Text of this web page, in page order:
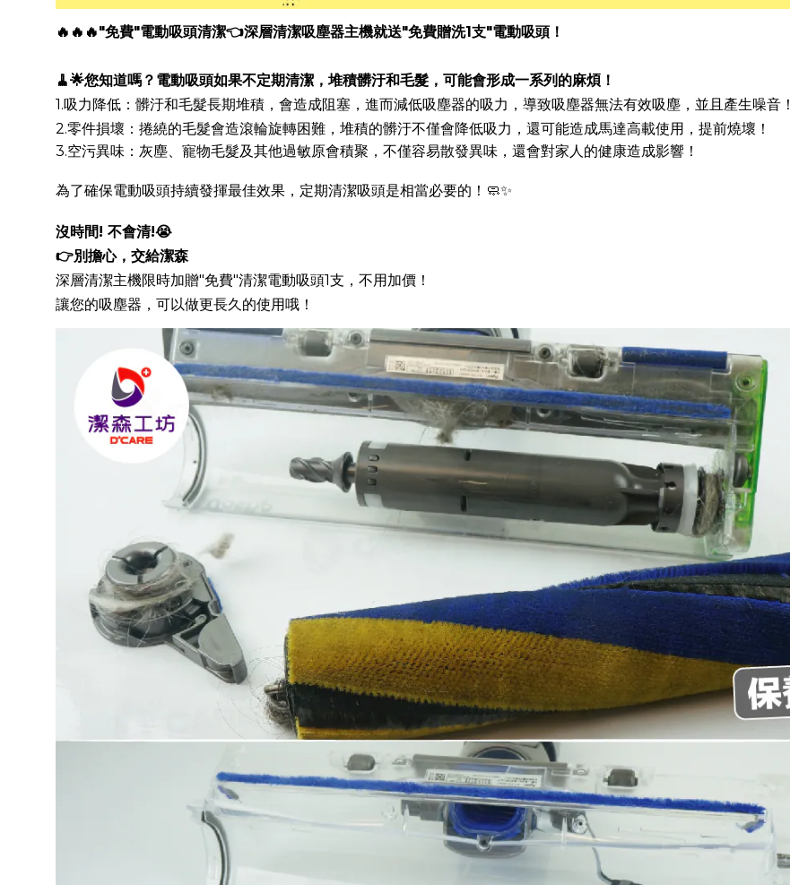
🔥🔥🔥"免費"電動吸頭清潔👈深層清潔吸塵器主機就送"免費贈洗1支"電動吸頭！
🧹🌟您知道嗎？電動吸頭如果不定期清潔，堆積髒汙和毛髮，可能會形成一系列的麻煩！
1.吸力降低：髒汙和毛髮長期堆積，會造成阻塞，進而減低吸塵器的吸力，導致吸塵器無法有效吸塵，並且產生噪音！
2.零件損壞：捲繞的毛髮會造滾輪旋轉困難，堆積的髒汙不僅會降低吸力，還可能造成馬達高載使用，提前燒壞！
3.空污異味：灰塵、寵物毛髮及其他過敏原會積聚，不僅容易散發異味，還會對家人的健康造成影響！
為了確保電動吸頭持續發揮最佳效果，定期清潔吸頭是相當必要的！🧼✨
沒時間! 不會清!😭
👉別擔心，交給潔森
深層清潔主機限時加贈"免費"清潔電動吸頭1支，不用加價！
讓您的吸塵器，可以做更長久的使用哦！